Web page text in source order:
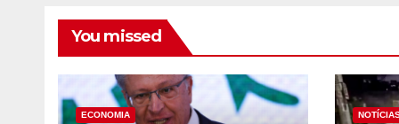
You missed
ECONOMIA